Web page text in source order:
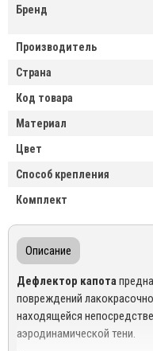
Бренд
Производитель
Страна
Код товара
Материал
Цвет
Способ крепления
Комплект
Описание
Дефлектор капота
повреждений
находящейся
аэродинамической тени.